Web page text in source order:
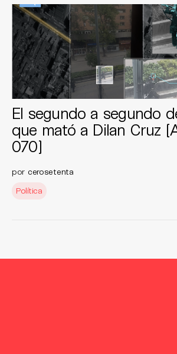
El segundo a segundo
que mató a Dilan Cruz
070]
por cerosetenta
Política